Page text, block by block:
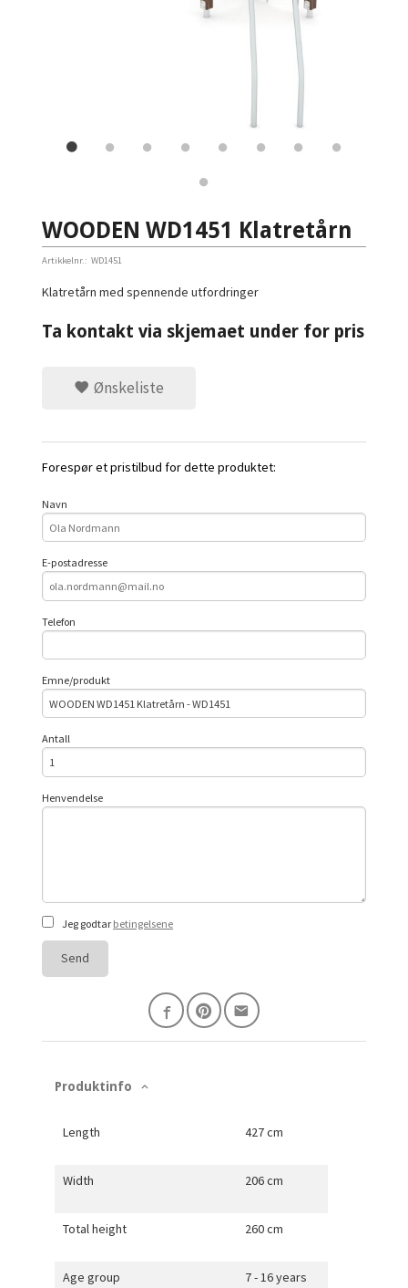
WOODEN WD1451 Klatretårn
Artikkelnr.: WD1451
Klatretårn med spennende utfordringer
Ta kontakt via skjemaet under for pris
Ønskeliste
Forespør et pristilbud for dette produktet:
Navn
E-postadresse
Telefon
Emne/produkt
Antall
Henvendelse
Jeg godtar betingelsene
Send
Produktinfo
Length 427 cm
Width 206 cm
Total height 260 cm
Age group 7 - 16 years